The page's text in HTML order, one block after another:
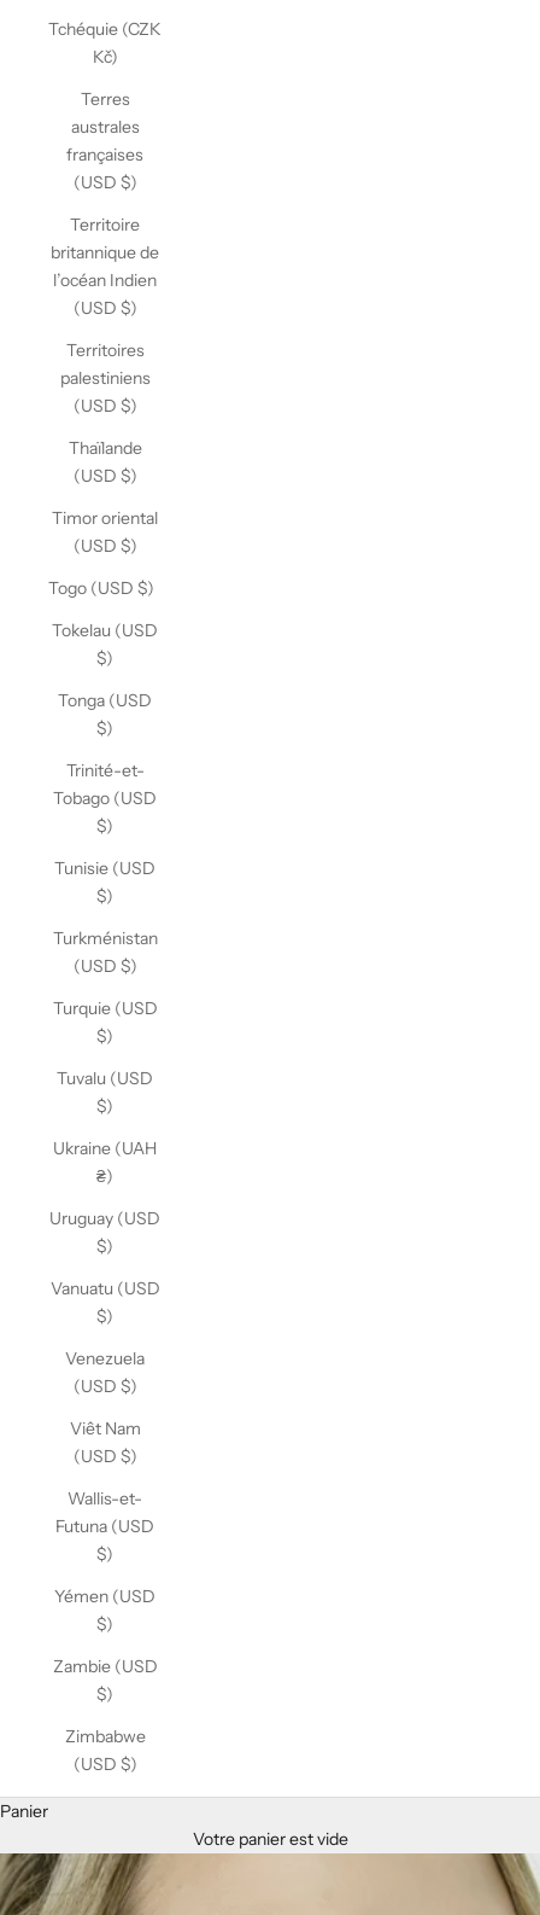
Tchéquie (CZK
Kč)
Terres
australes
françaises
(USD $)
Territoire
britannique de
l’océan Indien
(USD $)
Territoires
palestiniens
(USD $)
Thaïlande
(USD $)
Timor oriental
(USD $)
Togo (USD $)
Tokelau (USD
$)
Tonga (USD
$)
Trinité-et-
Tobago (USD
$)
Tunisie (USD
$)
Turkménistan
(USD $)
Turquie (USD
$)
Tuvalu (USD
$)
Ukraine (UAH
₴)
Uruguay (USD
$)
Vanuatu (USD
$)
Venezuela
(USD $)
Viêt Nam
(USD $)
Wallis-et-
Futuna (USD
$)
Yémen (USD
$)
Zambie (USD
$)
Zimbabwe
(USD $)
Panier
Votre panier est vide